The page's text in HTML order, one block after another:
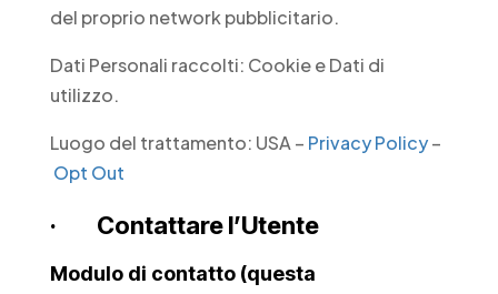
del proprio network pubblicitario.
Dati Personali raccolti: Cookie e Dati di
utilizzo.
Luogo del trattamento: USA – Privacy Policy–
Opt Out
· Contattare l’Utente
Modulo di contatto (questa